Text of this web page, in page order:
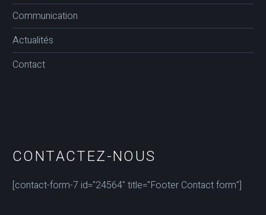
Communication
Actualités
Contact
CONTACTEZ-NOUS
[contact-form-7 id="24564" title="Footer Contact form"]